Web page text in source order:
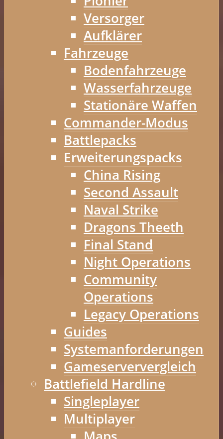
Versorger
Aufklärer
Fahrzeuge
Bodenfahrzeuge
Wasserfahrzeuge
Stationäre Waffen
Commander-Modus
Battlepacks
Erweiterungspacks
China Rising
Second Assault
Naval Strike
Dragons Theeth
Final Stand
Night Operations
Community
Operations
Legacy Operations
Guides
Systemanforderungen
Gameserververgleich
Battlefield Hardline
Singleplayer
Multiplayer